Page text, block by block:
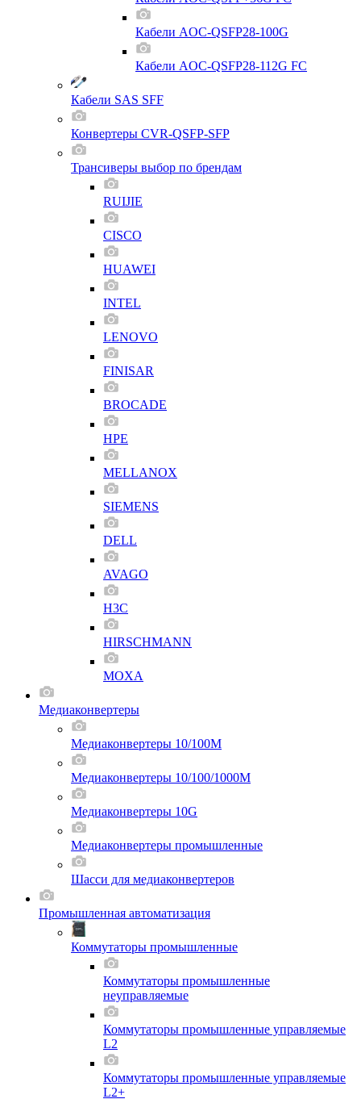
Кабели AOC-QSFP28-100G
Кабели AOC-QSFP28-112G FC
Кабели SAS SFF
Конвертеры CVR-QSFP-SFP
Трансиверы выбор по брендам
RUIJIE
CISCO
HUAWEI
INTEL
LENOVO
FINISAR
BROCADE
HPE
MELLANOX
SIEMENS
DELL
AVAGO
H3C
HIRSCHMANN
MOXA
Медиаконвертеры
Медиаконвертеры 10/100M
Медиаконвертеры 10/100/1000M
Медиаконвертеры 10G
Медиаконвертеры промышленные
Шасси для мeдиаконвертеров
Промышленная автоматизация
Коммутаторы промышленные
Коммутаторы промышленные
неуправляемые
Коммутаторы промышленные управляемые
L2
Коммутаторы промышленные управляемые
L2+